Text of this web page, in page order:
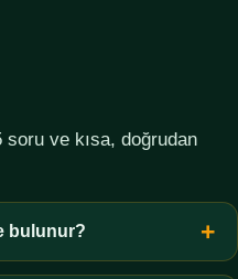
ve kısa, doğrudan
bulunur?
terim açıklamaları, veri